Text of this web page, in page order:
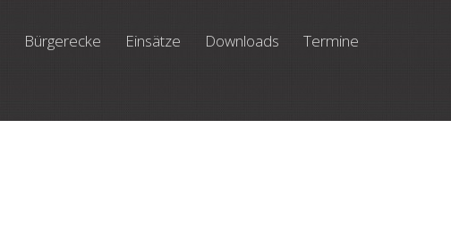
Bürgerecke Einsätze Downloads Termine